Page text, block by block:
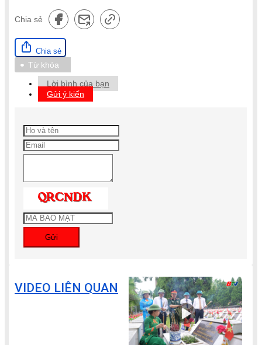
Chia sẻ
Chia sẻ
Từ khóa
Lời bình của bạn
Gửi ý kiến
Gửi
VIDEO LIÊN QUAN